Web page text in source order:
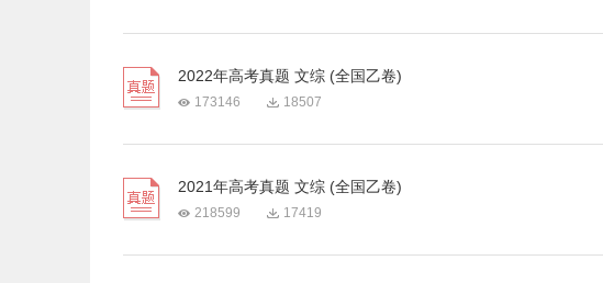
2022年高考真题 文综 (全国乙卷)
173146 18507
2021年高考真题 文综 (全国乙卷)
218599 17419